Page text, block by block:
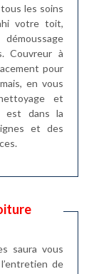
les soins
votre toit,
Couvreur à
pour
en vous
et
est dans la
et des
saura vous
de